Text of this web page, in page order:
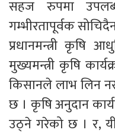
सहज रुपमा
गम्भीरतापूर्वक
प्रधानमन्त्री कृषि
मुख्यमन्त्री कृषि
किसानले लाभ लिन
छ । कृषि अनुदान
उठ्ने गरेको छ । र,